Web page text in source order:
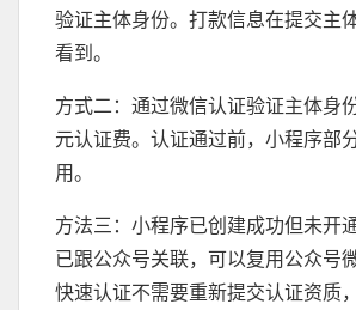
验证主体身份。打款信息在提交主
看到。
方式二：通过微信认证验证主体身
元认证费。认证通过前，小程序部
用。
方法三：小程序已创建成功但未开
已跟公众号关联，可以复用公众号
快速认证不需要重新提交认证资质